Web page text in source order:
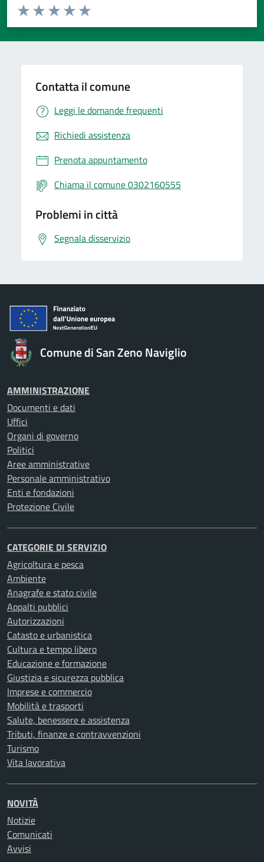
Valuta da 1 a 5 stelle la pagina
Valuta 5 stelle su 5
Valuta 4 stelle su 5
Valuta 3 stelle su 5
Valuta 2 stelle su 5
Valuta 1 stelle su 5
Contatta il comune
Leggi le domande frequenti
Richiedi assistenza
Prenota appuntamento
Chiama il comune 0302160555
Problemi in città
Segnala disservizio
Comune di San Zeno Naviglio
AMMINISTRAZIONE
Documenti e dati
Uffici
Organi di governo
Politici
Aree amministrative
Personale amministrativo
Enti e fondazioni
Protezione Civile
CATEGORIE DI SERVIZIO
Agricoltura e pesca
Ambiente
Anagrafe e stato civile
Appalti pubblici
Autorizzazioni
Catasto e urbanistica
Cultura e tempo libero
Educazione e formazione
Giustizia e sicurezza pubblica
Imprese e commercio
Mobilità e trasporti
Salute, benessere e assistenza
Tributi, finanze e contravvenzioni
Turismo
Vita lavorativa
NOVITÀ
Notizie
Comunicati
Avvisi